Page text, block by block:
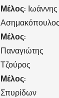
Μέλος: Ιωάννης
Ασημακόπουλος
Μέλος:
Παναγιώτης
Τζούρος
Μέλος:
Σπυρίδων